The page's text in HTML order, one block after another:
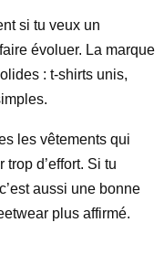
si tu veux un
évoluer. La marque
: t-shirts unis,
les vêtements qui
d’effort. Si tu
aussi une bonne
plus affirmé.